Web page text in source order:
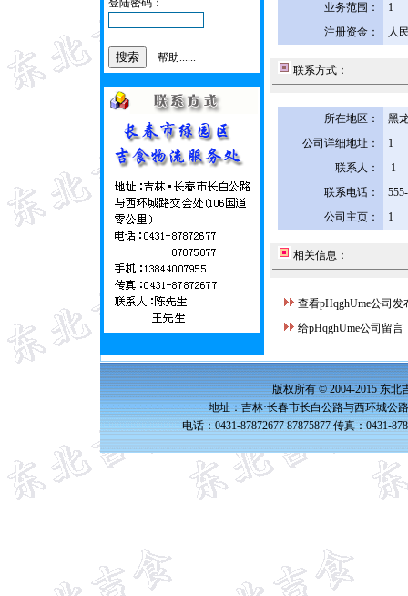
登陆密码：
帮助......
业务范围：
1
注册资金：
人
联系方式：
所在地区：
黑
公司详细地址：
1
联系人：
1
联系电话：
公司主页：
1
相关信息：
查看pHqghUme公司发
给pHqghUme公司留言
版权所有 © 2004-2015 东北
地址：吉林·长春市长白公路与西环城公
电话：0431-87872677 87875877 传真：0431-